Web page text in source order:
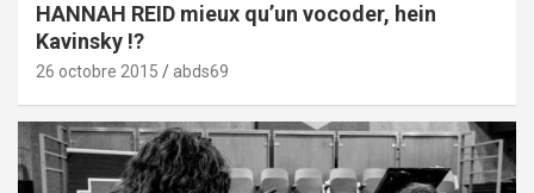
HANNAH REID mieux qu’un vocoder, hein
Kavinsky !?
26 octobre 2015 abds69